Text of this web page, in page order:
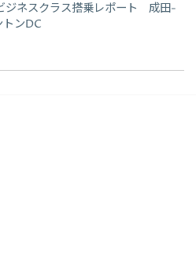
ジネスクラス搭乗レポート 成田-
トンDC